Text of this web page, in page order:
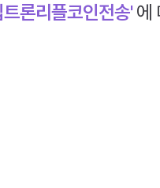
론리플코인전송'에